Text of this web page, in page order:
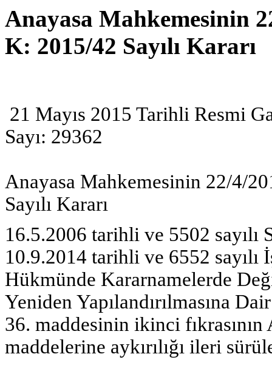
Anayasa Mahkemesinin
K: 2015/42 Sayılı Kararı
21 Mayıs 2015 Tarihli Resmi
Sayı: 29362
Anayasa Mahkemesinin 22/4/
Sayılı Kararı
16.5.2006 tarihli ve 5502
10.9.2014 tarihli ve 6552
Hükmünde Kararnamelerde
Yeniden Yapılandırılmasına
36. maddesinin ikinci
maddelerine aykırılığı ileri